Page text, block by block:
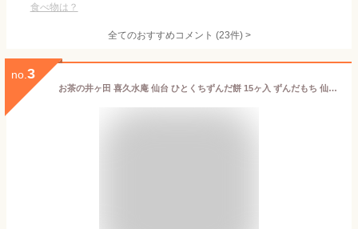
食べ物は？
全てのおすすめコメント (23件) >
no. 3
お茶の井ヶ田 喜久水庵 仙台 ひとくちずんだ餅 15ヶ入 ずんだもち 仙台のお土産